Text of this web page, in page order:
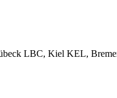
LBC, Kiel KEL,